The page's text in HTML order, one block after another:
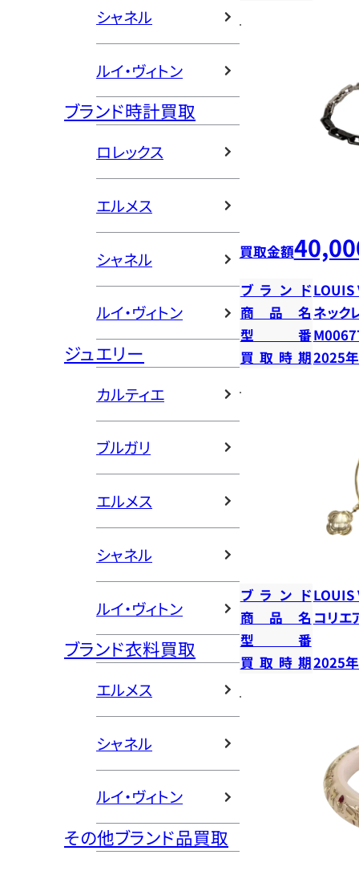
シャネル
ルイ・ヴィトン
ブランド時計買取
ロレックス
エルメス
シャネル
ルイ・ヴィトン
ジュエリー
カルティエ
ブルガリ
エルメス
シャネル
ルイ・ヴィトン
ブランド衣料買取
エルメス
シャネル
ルイ・ヴィトン
その他ブランド品買取
買取金額
ブランドLOUIS
商品名 ネック
型番
買取時期2025
ブランドLOUIS
商品名 コリエ
型番
買取時期2025